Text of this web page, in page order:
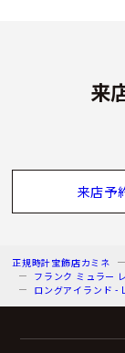
来
来店予
正規時計宝飾店カミネ
フランク ミュラー
ロングアイランド -